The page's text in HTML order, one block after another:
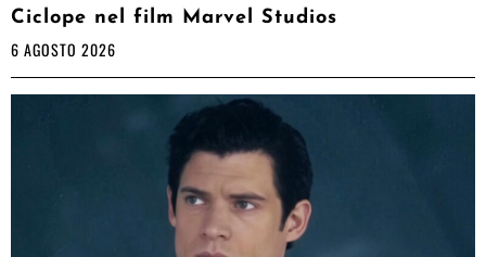
Ciclope nel film Marvel Studios
6 AGOSTO 2026